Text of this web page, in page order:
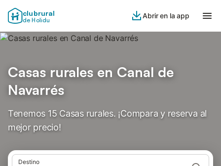
clubrural
de Holidu
Abrir en la app
Casas rurales en Canal de
Navarrés
Tenemos 15 Casas rurales. ¡Compara y reserva al
mejor precio!
Destino